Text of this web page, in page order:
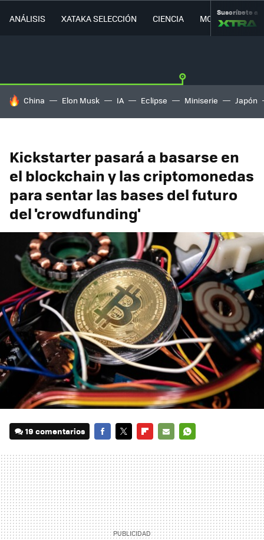
ANÁLISIS XATAKA SELECCIÓN CIENCIA MOVILIDAD
Suscríbete a
HOY SE HABLA DE
China Elon Musk IA Eclipse Miniserie Japón
Kickstarter pasará a basarse en
el blockchain y las criptomonedas
para sentar las bases del futuro
del 'crowdfunding'
19 comentarios
MAIL